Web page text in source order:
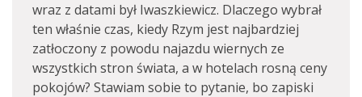
wraz z datami był Iwaszkiewicz. Dlaczego wybrał
ten właśnie czas, kiedy Rzym jest najbardziej
zatłoczony z powodu najazdu wiernych ze
wszystkich stron świata, a w hotelach rosną ceny
pokojów? Stawiam sobie to pytanie, bo zapiski